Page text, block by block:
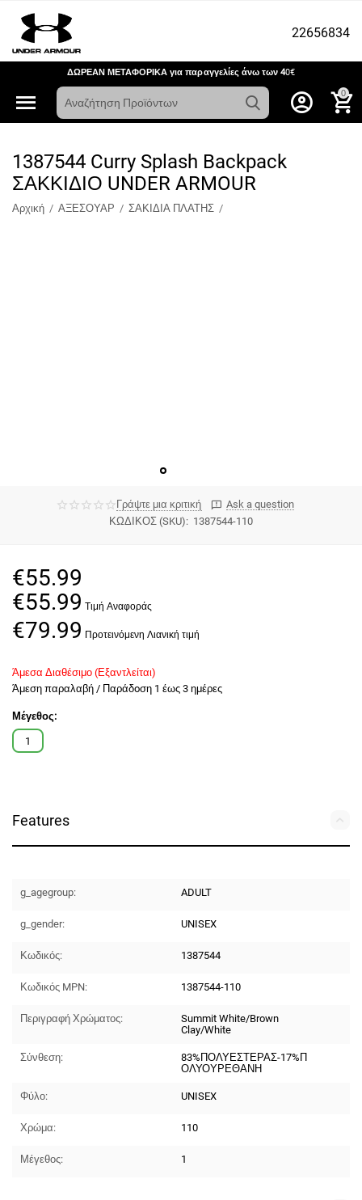
22656834
0
ΔΩΡΕΑΝ ΜΕΤΑΦΟΡΙΚΑ για παραγγελίες άνω των 40€
1387544 Curry Splash Backpack
ΣΑΚΚΙΔΙΟ UNDER ARMOUR
Αρχική / ΑΞΕΣΟΥΑΡ / ΣΑΚΙΔΙΑ ΠΛΑΤΗΣ /
Γράψτε μια κριτική
Ask a question
ΚΩΔΙΚΟΣ (SKU): 1387544-110
€55.99
€79.99
€55.99
Άμεσα Διαθέσιμο (Εξαντλείται)
Άμεση παραλαβή / Παράδoση 1 έως 3 ημέρες
Μέγεθος:
1
Features
g_agegroup: ADULT
g_gender: UNISEX
Κωδικός: 1387544
Κωδικός MPN: 1387544-110
Περιγραφή Χρώματος:
Summit White/Brown
Clay/White
Σύνθεση:
83%ΠΟΛΥΕΣΤΕΡΑΣ-17%Π
ΟΛΥΟΥΡΕΘΑΝΗ
Φύλο: UNISEX
Χρώμα: 110
Μέγεθος: 1